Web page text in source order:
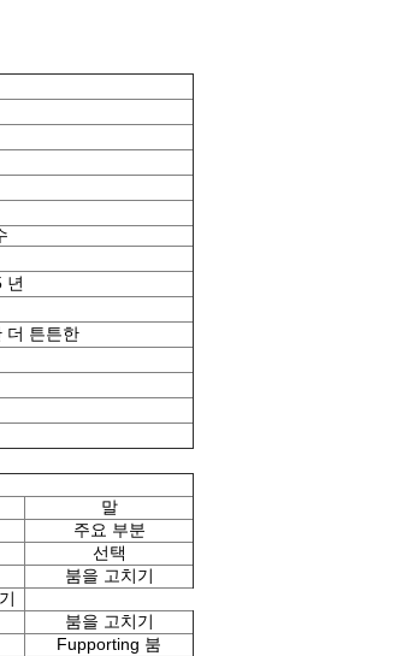
년
더 튼튼한
말
주요 부분
선택
붐을 고치기
붐을 고치기
Fupporting 붐